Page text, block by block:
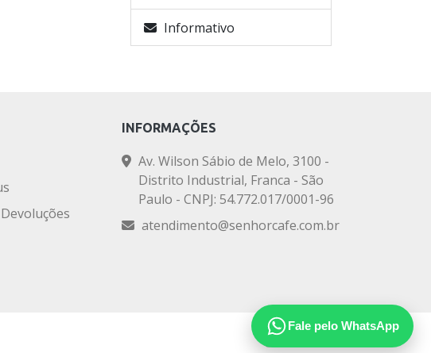
Informativo
INFORMAÇÕES
Av. Wilson Sábio de Melo, 3100 -
Distrito Industrial, Franca - São
Paulo - CNPJ: 54.772.017/0001-96
atendimento@senhorcafe.com.br
Fale pelo WhatsApp